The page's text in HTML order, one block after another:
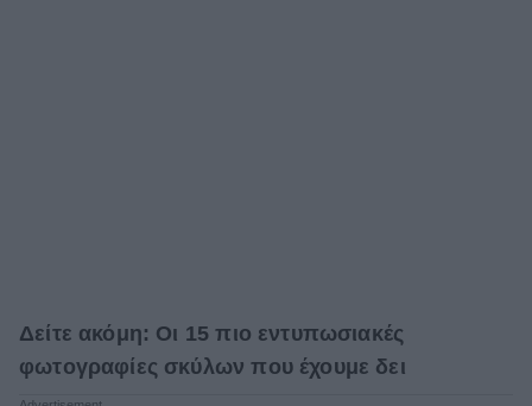
Δείτε ακόμη: Οι 15 πιο εντυπωσιακές
φωτογραφίες σκύλων που έχουμε δει